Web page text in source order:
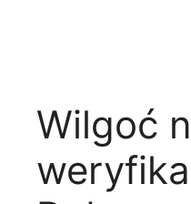
Wilgoć